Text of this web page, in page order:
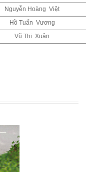
Nguyễn Hoàng Việt
Hồ Tuấn Vương
Vũ Thị Xuân